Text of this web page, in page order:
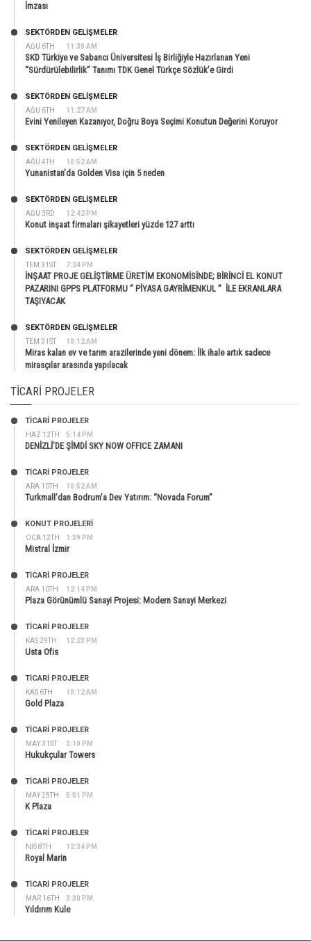
İmzası
AĞU 6TH 11:30 AM
SEKTÖRDEN GELIŞMELER
SKD Türkiye ve Sabancı Üniversitesi İş Birliğiyle Hazırlanan Yeni
“Sürdürülebilirlik” Tanımı TDK Genel Türkçe Sözlük’e Girdi
AĞU 6TH 11:27 AM
SEKTÖRDEN GELIŞMELER
Evini Yenileyen Kazanıyor, Doğru Boya Seçimi Konutun Değerini Koruyor
AĞU 4TH 10:52 AM
SEKTÖRDEN GELIŞMELER
Yunanistan’da Golden Visa için 5 neden
AĞU 3RD 12:42 PM
SEKTÖRDEN GELIŞMELER
Konut inşaat firmaları şikayetleri yüzde 127 arttı
TEM 31ST 7:24 PM
SEKTÖRDEN GELIŞMELER
İNŞAAT PROJE GELİŞTİRME ÜRETİM EKONOMİSİNDE; BİRİNCİ EL KONUT
PAZARINI GPPS PLATFORMU ” PİYASA GAYRİMENKUL ” İLE EKRANLARA
TAŞIYACAK
TEM 31ST 10:12 AM
SEKTÖRDEN GELIŞMELER
Miras kalan ev ve tarım arazilerinde yeni dönem: İlk ihale artık sadece
mirasçılar arasında yapılacak
TICARI PROJELER
HAZ 12TH 5:14 PM
TİCARİ PROJELER
DENİZLİ’DE ŞİMDİ SKY NOW OFFICE ZAMANI
ARA 10TH 10:52 AM
TİCARİ PROJELER
Turkmall’dan Bodrum’a Dev Yatırım: “Novada Forum”
OCA 12TH 1:39 PM
KONUT PROJELERI
Mistral İzmir
ARA 10TH 12:14 PM
TİCARİ PROJELER
Plaza Görünümlü Sanayi Projesi: Modern Sanayi Merkezi
KAS 29TH 12:23 PM
TİCARİ PROJELER
Usta Ofis
KAS 6TH 10:12 AM
TİCARİ PROJELER
Gold Plaza
MAY 31ST 3:10 PM
TİCARİ PROJELER
Hukukçular Towers
MAY 25TH 5:51 PM
TİCARİ PROJELER
K Plaza
NIS 8TH 12:34 PM
TİCARİ PROJELER
Royal Marin
MAR 16TH 3:30 PM
TİCARİ PROJELER
Yıldırım Kule